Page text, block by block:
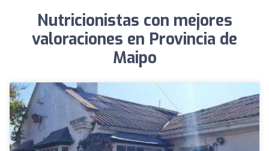
Nutricionistas con mejores
valoraciones en Provincia de
Maipo